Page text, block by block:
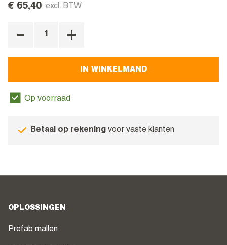
€ 65,40 excl. BTW
IN WINKELMAND
Op voorraad
Betaal op rekening voor vaste klanten
OPLOSSINGEN
Prefab mallen